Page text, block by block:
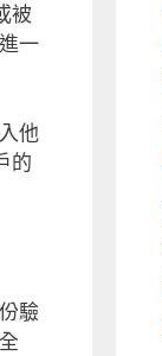
被
一
他
的
驗